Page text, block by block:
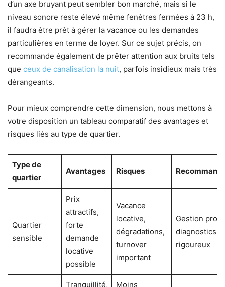
d’un axe bruyant peut sembler bon marché, mais si le
niveau sonore reste élevé même fenêtres fermées à 23 h,
il faudra être prêt à gérer la vacance ou les demandes
particulières en terme de loyer. Sur ce sujet précis, on
recommande également de prêter attention aux bruits tels
que ceux de canalisation la nuit, parfois insidieux mais très
dérangeants.
Pour mieux comprendre cette dimension, nous mettons à
votre disposition un tableau comparatif des avantages et
risques liés au type de quartier.
Type de
quartier
Avantages Risques
Quartier
sensible
Prix
attractifs,
forte
demande
locative
possible
Vacance
locative,
dégradations,
turnover
important
Gestion
diagnostics
rigoureux
Tranquillité, Moins